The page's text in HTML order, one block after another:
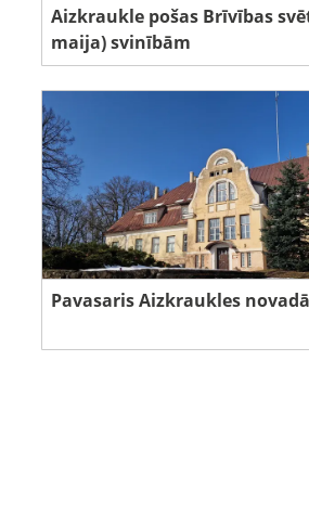
Aizkraukle pošas Brīvības
maija) svinībām
Pavasaris Aizkraukles novadā